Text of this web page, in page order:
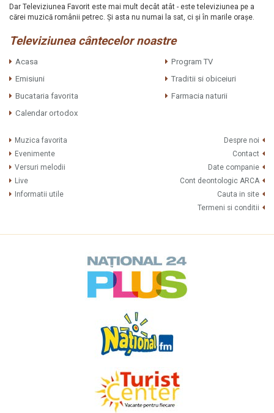
Dar Televiziunea Favorit este mai mult decât atât - este televiziunea pe a
cărei muzică românii petrec. Şi asta nu numai la sat, ci şi în marile oraşe.
Televiziunea cântecelor noastre
Acasa
Program TV
Emisiuni
Traditii si obiceiuri
Bucataria favorita
Farmacia naturii
Calendar ortodox
Muzica favorita
Evenimente
Versuri melodii
Live
Informatii utile
Despre noi
Contact
Date companie
Cont deontologic ARCA
Cauta in site
Termeni si conditii